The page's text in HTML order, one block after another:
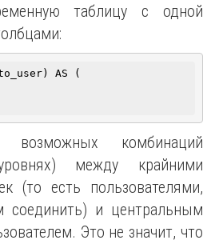
таблицу с одной
AS (
комбинаций
между крайними
(то есть пользователями,
и центральным
Это не значит, что